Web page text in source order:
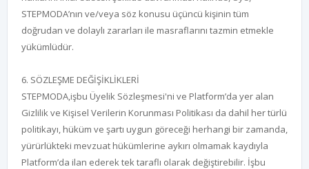
STEPMODA’nın ve/veya söz konusu üçüncü kişinin tüm
doğrudan ve dolaylı zararları ile masraflarını tazmin etmekle
yükümlüdür.
6. SÖZLEŞME DEĞİŞİKLİKLERİ
STEPMODA,işbu Üyelik Sözleşmesi'ni ve Platform’da yer alan
Gizlilik ve Kişisel Verilerin Korunması Politikası da dahil her türlü
politikayı, hüküm ve şartı uygun göreceği herhangi bir zamanda,
yürürlükteki mevzuat hükümlerine aykırı olmamak kaydıyla
Platform’da ilan ederek tek taraflı olarak değiştirebilir. İşbu